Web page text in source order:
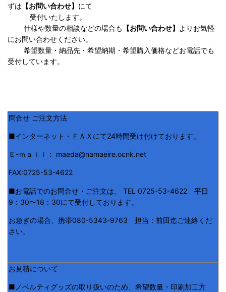
ずは 【お問い合わせ】 にて
受付いたします。
仕様や数量の相談などの場合も
【お問い合わせ】
よりお気軽
にお問い合わせください。
希望数量・納品先・希望納期・希望購入価格などお電話でも
受付しています。
問合せ ご注文方法
■インターネット・ＦＡＸにて24時間受け付けております。
Ｅ-ｍａｉｌ： maeda@namaeire.ocnk.net
FAX:0725-53-4622
■お電話でのお問合せ・ご注文は、 TEL 0725-53-4622 平日
9：30〜18：30にて受付しております。
お急ぎの場合、携帯080-5343-9763 担当：前田迄ご連絡くだ
さい。
お見積について
■ノベルティグッズの取り扱いのため、希望数量・印刷加工方